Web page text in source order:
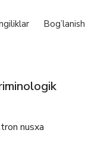
Bog’lanish
nusxa